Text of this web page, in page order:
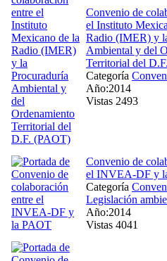
Convenio de
el Instituto
Radio (IMER) y
Ambiental y del
Territorial del
Categoría
Año:2014
Vistas 2493
Convenio de
el INVEA-DF y
Categoría
Legislación
Año:2014
Vistas 4041